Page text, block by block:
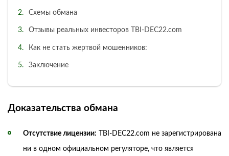
Схемы обмана
Отзывы реальных инвесторов TBI-DEC22.com
Как не стать жертвой мошенников:
Заключение
Доказательства обмана
Отсутствие лицензии: TBI-DEC22.com не зарегистрирована
ни в одном официальном регуляторе, что является